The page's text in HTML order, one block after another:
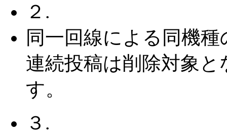
２.
同一回線による同機種
連続投稿は削除対象と
す。
３.